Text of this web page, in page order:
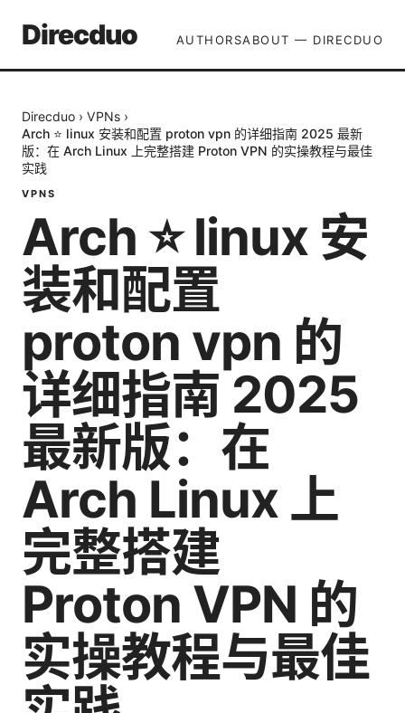
Direcduo AUTHORSABOUT — DIRECDUO
Direcduo › VPNs ›
Arch ⭐ linux 安装和配置 proton vpn 的详细指南 2025 最新
版：在 Arch Linux 上完整搭建 Proton VPN 的实操教程与最佳
实践
VPNS
Arch ⭐ linux 安
装和配置
proton vpn 的
详细指南 2025
最新版：在
Arch Linux 上
完整搭建
Proton VPN 的
实操教程与最佳